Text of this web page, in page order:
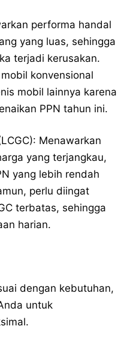
performa handal
yang luas, sehingga
terjadi kerusakan.
konvensional
mobil lainnya karena
PPN tahun ini.
Menawarkan
yang terjangkau,
yang lebih rendah
perlu diingat
terbatas, sehingga
harian.
dengan kebutuhan,
untuk